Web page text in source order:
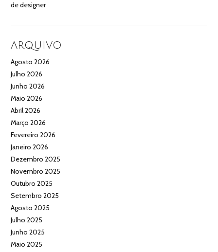
de designer
ARQUIVO
Agosto 2026
Julho 2026
Junho 2026
Maio 2026
Abril 2026
Março 2026
Fevereiro 2026
Janeiro 2026
Dezembro 2025
Novembro 2025
Outubro 2025
Setembro 2025
Agosto 2025
Julho 2025
Junho 2025
Maio 2025